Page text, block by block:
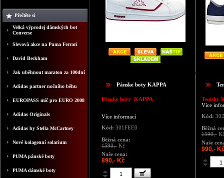
Přečtěte si
Velká výprodej dámských bot
Converse
Slevová akce na Puma Ferrari
David Beckham
Jak uběhnout maraton za 100dní
Adidas partner nočního běhu
EUROPASS mič pro EURO 2008
Adidas Originals
Adidas by Stella McCartney
Nové kolagenní solarium
PUMA pánské boty
PUMA dámské boty
Pánske boty KAPPA
Pánske boty KAPPA
Více informací
Kód: 301FEE0
Běžná cena:
1590,- Kč
Naše cena:
890,- Kč
Tenisky
Více
Kód:
Běžná
1590,-
Naše
990,-